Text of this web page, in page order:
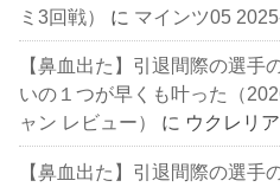
ミ3回戦）
に マインツ05
【鼻血出た】引退間際の選
いの１つが早くも叶った（
ャン レビュー）
に ウクレリ
【鼻血出た】引退間際の選